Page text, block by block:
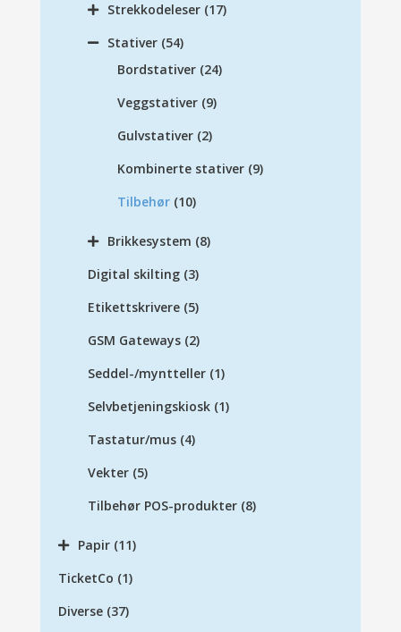
Strekkodeleser (17)
Stativer (54)
Bordstativer (24)
Veggstativer (9)
Gulvstativer (2)
Kombinerte stativer (9)
Tilbehør (10)
Brikkesystem (8)
Digital skilting (3)
Etikettskrivere (5)
GSM Gateways (2)
Seddel-/myntteller (1)
Selvbetjeningskiosk (1)
Tastatur/mus (4)
Vekter (5)
Tilbehør POS-produkter (8)
Papir (11)
TicketCo (1)
Diverse (37)